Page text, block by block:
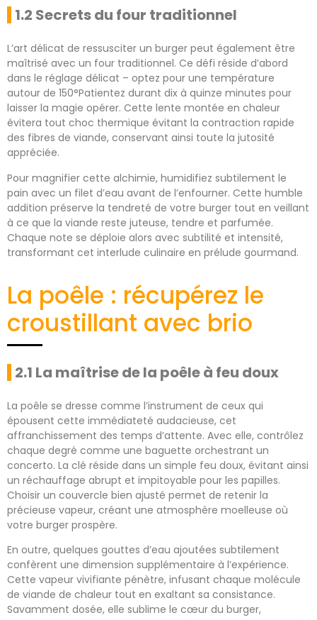
1.2 Secrets du four traditionnel
L’art délicat de ressusciter un burger peut également être
maîtrisé avec un four traditionnel. Ce défi réside d’abord
dans le réglage délicat – optez pour une température
autour de 150°Patientez durant dix à quinze minutes pour
laisser la magie opérer. Cette lente montée en chaleur
évitera tout choc thermique évitant la contraction rapide
des fibres de viande, conservant ainsi toute la jutosité
appréciée.
Pour magnifier cette alchimie, humidifiez subtilement le
pain avec un filet d’eau avant de l’enfourner. Cette humble
addition préserve la tendreté de votre burger tout en veillant
à ce que la viande reste juteuse, tendre et parfumée.
Chaque note se déploie alors avec subtilité et intensité,
transformant cet interlude culinaire en prélude gourmand.
La poêle : récupérez le
croustillant avec brio
2.1 La maîtrise de la poêle à feu doux
La poêle se dresse comme l’instrument de ceux qui
épousent cette immédiateté audacieuse, cet
affranchissement des temps d’attente. Avec elle, contrôlez
chaque degré comme une baguette orchestrant un
concerto. La clé réside dans un simple feu doux, évitant ainsi
un réchauffage abrupt et impitoyable pour les papilles.
Choisir un couvercle bien ajusté permet de retenir la
précieuse vapeur, créant une atmosphère moelleuse où
votre burger prospère.
En outre, quelques gouttes d’eau ajoutées subtilement
confèrent une dimension supplémentaire à l’expérience.
Cette vapeur vivifiante pénètre, infusant chaque molécule
de viande de chaleur tout en exaltant sa consistance.
Savamment dosée, elle sublime le cœur du burger,